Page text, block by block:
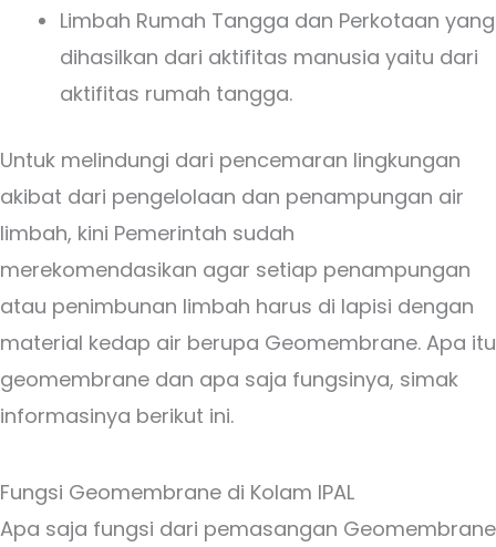
Limbah Rumah Tangga dan Perkotaan yang
dihasilkan dari aktifitas manusia yaitu dari
aktifitas rumah tangga.
Untuk melindungi dari pencemaran lingkungan
akibat dari pengelolaan dan penampungan air
limbah, kini Pemerintah sudah
merekomendasikan agar setiap penampungan
atau penimbunan limbah harus di lapisi dengan
material kedap air berupa Geomembrane. Apa itu
geomembrane dan apa saja fungsinya, simak
informasinya berikut ini.
Fungsi Geomembrane di Kolam IPAL
Apa saja fungsi dari pemasangan Geomembrane